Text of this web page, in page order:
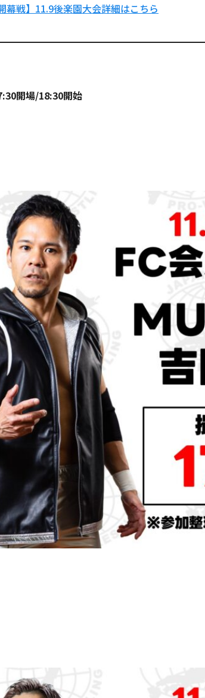
戦】11.9後楽園大会詳細はこちら
開場/18:30開始